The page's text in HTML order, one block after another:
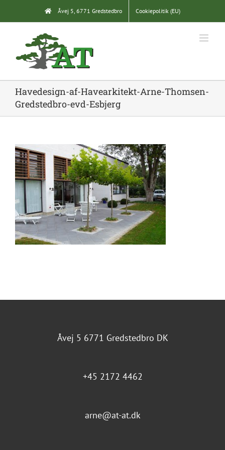
content
Åvej 5, 6771 Gredstedbro Cookiepolitik (EU)
Havedesign-af-Havearkitekt-Arne-Thomsen-
Gredstedbro-evd-Esbjerg
Åvej 5 6771 Gredstedbro DK
+45 2172 4462
arne@at-at.dk